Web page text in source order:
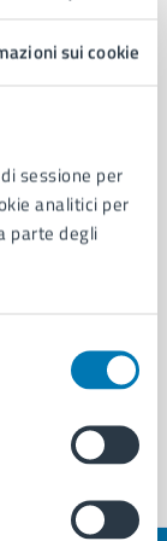
sui cookie
sessione per
analitici per
parte degli